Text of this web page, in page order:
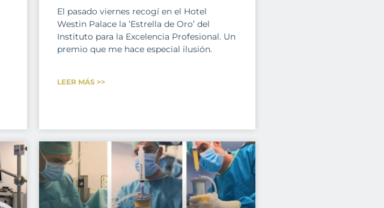
El pasado viernes recogí en el Hotel
Westin Palace la ‘Estrella de Oro’ del
Instituto para la Excelencia Profesional. Un
premio que me hace especial ilusión.
LEER MÁS >>